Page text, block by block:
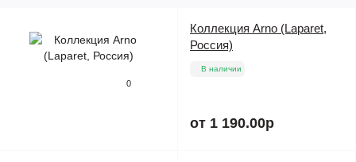
0
Коллекция Arno (Laparet,
Россия)
В наличии
от 1 190.00р